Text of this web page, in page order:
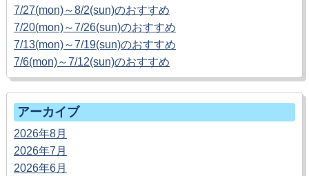
7/27(mon)～8/2(sun)のおすすめ
7/20(mon)～7/26(sun)のおすすめ
7/13(mon)～7/19(sun)のおすすめ
7/6(mon)～7/12(sun)のおすすめ
アーカイブ
2026年8月
2026年7月
2026年6月